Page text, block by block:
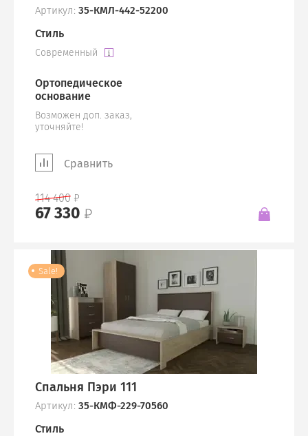
Артикул: 35-КМЛ-442-52200
Стиль
Современный
Ортопедическое
основание
Возможен доп. заказ,
уточняйте!
Сравнить
114 400
67 330
Sale!
Спальня Пэри 111
Артикул: 35-КМФ-229-70560
Стиль